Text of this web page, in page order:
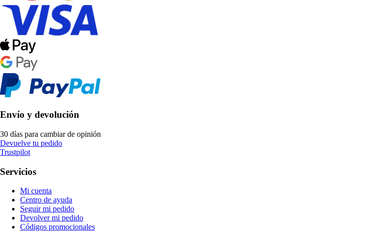
Envío y devolución
30 días para cambiar de opinión
Devuelve tu pedido
Trustpilot
Servicios
Mi cuenta
Centro de ayuda
Seguir mi pedido
Devolver mi pedido
Códigos promocionales